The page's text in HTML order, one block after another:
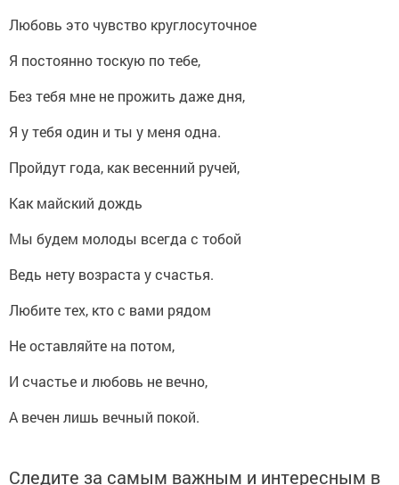
Любовь это чувство круглосуточное
Я постоянно тоскую по тебе,
Без тебя мне не прожить даже дня,
Я у тебя один и ты у меня одна.
Пройдут года, как весенний ручей,
Как майский дождь
Мы будем молоды всегда с тобой
Ведь нету возраста у счастья.
Любите тех, кто с вами рядом
Не оставляйте на потом,
И счастье и любовь не вечно,
А вечен лишь вечный покой.
Следите за самым важным и интересным в